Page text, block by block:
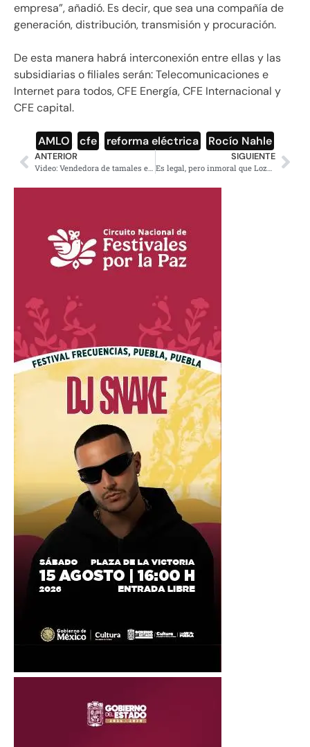
empresa”, añadió. Es decir, que sea una compañía de
generación, distribución, transmisión y procuración.
De esta manera habrá interconexión entre ellas y las
subsidiarias o filiales serán: Telecomunicaciones e
Internet para todos, CFE Energía, CFE Internacional y
CFE capital.
AMLO cfe reforma eléctrica Rocío Nahle
ANTERIOR
Video: Vendedora de tamales es asaltada por cliente en el Edomex
SIGUIENTE
Es legal, pero inmoral que Lozoya coma en un restaurante de lujo: AMLO